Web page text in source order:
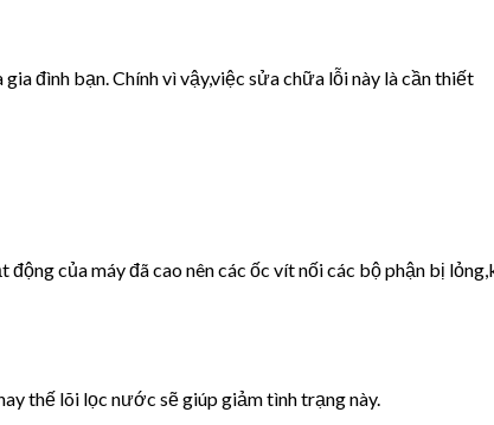
đình bạn. Chính vì vậy,việc sửa chữa lỗi này là cần thiết
của máy đã cao nên các ốc vít nối các bộ phận bị
thế lõi lọc nước sẽ giúp giảm tình trạng này.